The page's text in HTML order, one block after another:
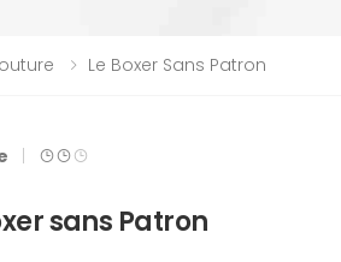
Le Boxer Sans Patron
sans Patron